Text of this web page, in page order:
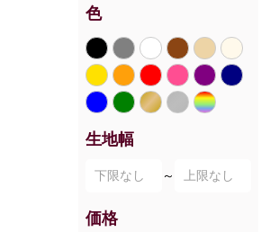
色
生地幅
～
価格